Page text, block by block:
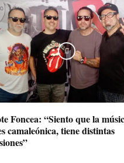
Foncea: “Siento que la
camaleónica, tiene distintas